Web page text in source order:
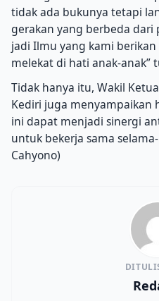
tidak ada bukunya tetapi
gerakan yang berbeda dari
jadi Ilmu yang kami
melekat di hati anak-anak”
Tidak hanya itu, Wakil
Kediri juga menyampaikan
ini dapat menjadi sinergi
untuk bekerja sama
Cahyono)